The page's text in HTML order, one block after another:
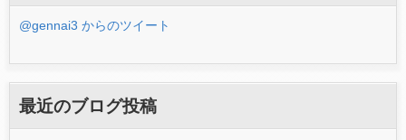
@gennai3 からのツイート
最近のブログ投稿